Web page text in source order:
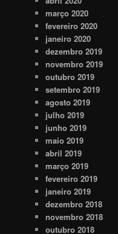
março 2020
fevereiro 2020
janeiro 2020
dezembro 2019
novembro 2019
outubro 2019
setembro 2019
agosto 2019
julho 2019
junho 2019
maio 2019
abril 2019
março 2019
fevereiro 2019
janeiro 2019
dezembro 2018
novembro 2018
outubro 2018